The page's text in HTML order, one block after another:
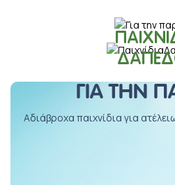
ΓΙΑ ΤΗΝ
Αδιάβροχα παιχνίδια για